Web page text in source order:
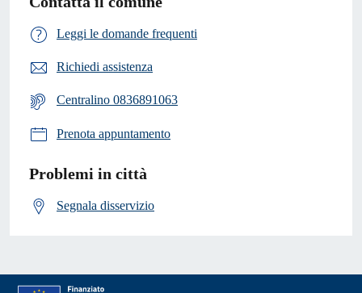
Leggi le domande frequenti
Richiedi assistenza
Centralino 0836891063
Prenota appuntamento
Problemi in città
Segnala disservizio